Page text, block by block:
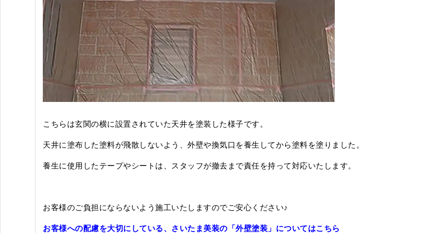
こちらは玄関の横に設置されていた天井を塗装した様子です。
天井に塗布した塗料が飛散しないよう、外壁や換気口を養生してから塗料を塗りました。
養生に使用したテープやシートは、スタッフが撤去まで責任を持って対応いたします。
お客様のご負担にならないよう施工いたしますのでご安心ください♪
お客様への配慮を大切にしている、さいたま美装の「外壁塗装」についてはこちら